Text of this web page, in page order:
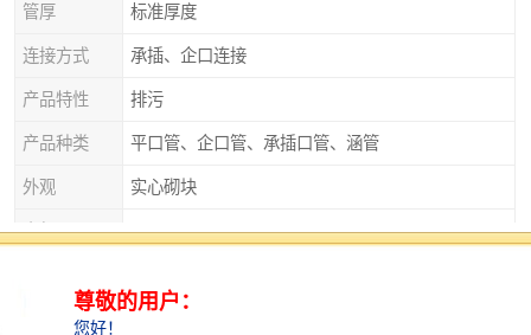
管厚 标准厚度
连接方式 承插、企口连接
产品特性 排污
产品种类 平口管、企口管、承插口管、涵管
外观 实心砌块
直径 125
衡水水泥管：建筑领域的可靠伙伴
在建筑领域，衡水水泥管广泛应用于排水系统、给水系